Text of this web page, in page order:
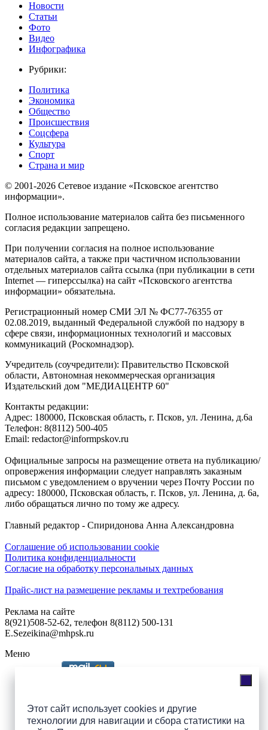
Этот сайт использует cookies и другие
технологии для навигации и сбора статистики на
Новости
Статьи
Фото
Видео
Инфографика
Рубрики:
Политика
Экономика
Общество
Происшествия
Соцсфера
Культура
Спорт
Страна и мир
© 2001-2026 Сетевое издание «Псковское агентство
информации».
Полное использование материалов сайта без письменного
согласия редакции запрещено.
При получении согласия на полное использование
материалов сайта, а также при частичном использовании
отдельных материалов сайта ссылка (при публикации в сети
Internet — гиперссылка) на сайт «Псковского агентства
информации» обязательна.
Регистрационный номер СМИ ЭЛ № ФС77-76355 от
02.08.2019, выданный Федеральной службой по надзору в
сфере связи, информационных технологий и массовых
коммуникаций (Роскомнадзор).
Учредитель (соучредители): Правительство Псковской
области, Автономная некоммерческая организация
Издательский дом "МЕДИАЦЕНТР 60"
Контакты редакции:
Адреc: 180000, Псковская область, г. Псков, ул. Ленина, д.6а
Телефон: 8(8112) 500-405
Email: redactor@informpskov.ru
Официальные запросы на размещение ответа на публикацию/
опровержения информации следует направлять заказным
письмом с уведомлением о вручении через Почту России по
адресу: 180000, Псковская область, г. Псков, ул. Ленина, д. 6а,
либо обращаться лично по тому же адресу.
Главный редактор - Спиридонова Анна Александровна
Соглашение об использовании cookie
Политика конфиденциальности
Согласие на обработку персональных данных
Прайс-лист на размещение рекламы и техтребования
Реклама на сайте
8(921)508-52-62, телефон 8(8112) 500-131
E.Sezeikina@mhpsk.ru
Меню